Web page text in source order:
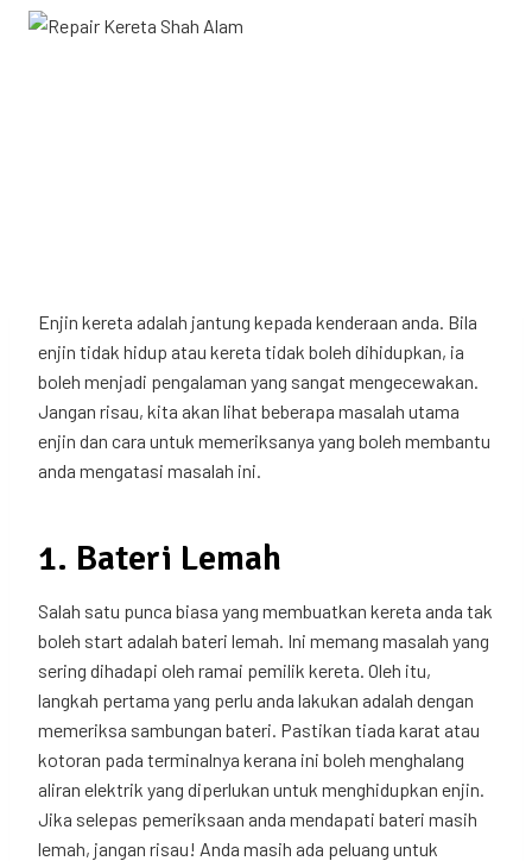
Enjin kereta adalah jantung kepada kenderaan anda. Bila
enjin tidak hidup atau kereta tidak boleh dihidupkan, ia
boleh menjadi pengalaman yang sangat mengecewakan.
Jangan risau, kita akan lihat beberapa masalah utama
enjin dan cara untuk memeriksanya yang boleh membantu
anda mengatasi masalah ini.
1. Bateri Lemah
Salah satu punca biasa yang membuatkan kereta anda tak
boleh start adalah bateri lemah. Ini memang masalah yang
sering dihadapi oleh ramai pemilik kereta. Oleh itu,
langkah pertama yang perlu anda lakukan adalah dengan
memeriksa sambungan bateri. Pastikan tiada karat atau
kotoran pada terminalnya kerana ini boleh menghalang
aliran elektrik yang diperlukan untuk menghidupkan enjin.
Jika selepas pemeriksaan anda mendapati bateri masih
lemah, jangan risau! Anda masih ada peluang untuk